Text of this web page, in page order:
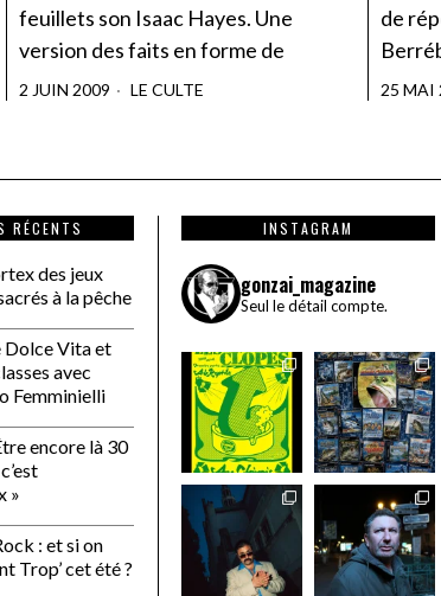
feuillets son Isaac Hayes. Une
version des faits en forme de
2 JUIN 2009 LE CULTE
de
25 MAI
RÉCENTS
des jeux
à la pêche
Dolce Vita et
avec
Femminielli
encore là 30
»
: et si on
Trop’ cet été ?
INSTAGRAM
gonzai_magazine
Seul le détail compte.